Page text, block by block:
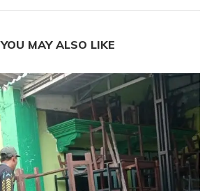
YOU MAY ALSO LIKE